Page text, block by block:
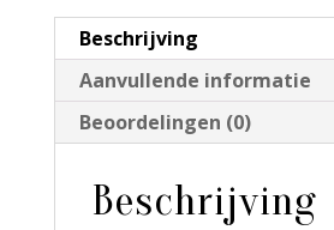
Beschrijving
Aanvullende informatie
Beoordelingen (0)
Beschrijving